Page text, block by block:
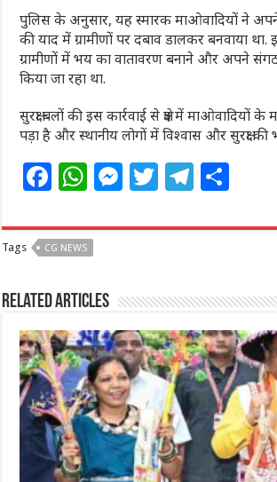
पुलिस के अनुसार, यह स्मारक माओवादियों ने
की याद में ग्रामीणों पर दबाव डालकर बनवाया
ग्रामीणों में भय का वातावरण बनाने और अपने
किया जा रहा था.
सुरक्षा बलों की इस कार्रवाई से क्षेत्र में माओवादियों के
पड़ा है और स्थानीय लोगों में विश्वास और सुरक्षा
F
c
e
b
o
o
k
W
at
s
A
p
p
M
ss
n
g
e
r
T
itt
r
T
e
ra
m
ar
Tags CG NEWS
Related Articles